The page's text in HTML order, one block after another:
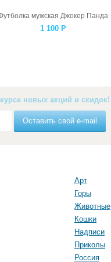
мужская Джокер Панда
1 100 Р
новых акций и скидок!
Оставить свой e-mail
Арт
Горы
Животные
Кошки
Надписи
Приколы
Россия